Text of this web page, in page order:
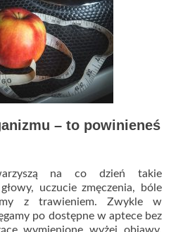
– to powinieneś
na co dzień takie
uczucie zmęczenia, bóle
z trawieniem. Zwykle w
po dostępne w aptece bez